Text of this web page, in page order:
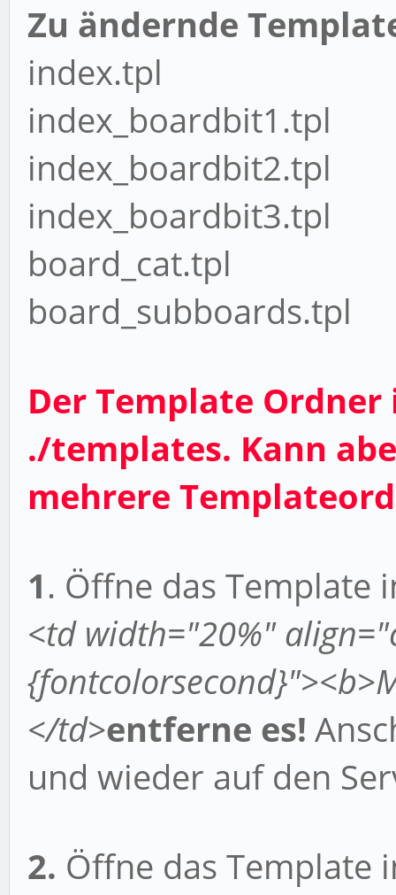
Zu ändernde
index.tpl
index_boardbit1.tpl
index_boardbit2.tpl
index_boardbit3.tpl
board_cat.tpl
board_subboards.tpl
Der Template
./templates. Kann
mehrere
1. Öffne das Template
<td width="20%"
</td>entferne es!
und wieder auf den
2. Öffne das Template